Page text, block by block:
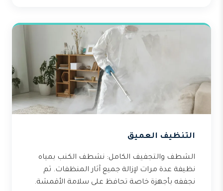
التنظيف العميق
الشطف والتجفيف الكامل: نشطف الكنب بمياه
نظيفة عدة مرات لإزالة جميع آثار المنظفات. ثم
نجففه بأجهزة خاصة تحافظ على سلامة الأقمشة.